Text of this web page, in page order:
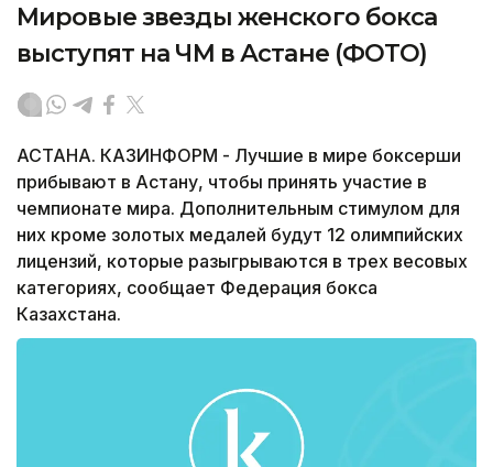
Мировые звезды женского бокса
выступят на ЧМ в Астане (ФОТО)
АСТАНА. КАЗИНФОРМ - Лучшие в мире боксерши
прибывают в Астану, чтобы принять участие в
чемпионате мира. Дополнительным стимулом для
них кроме золотых медалей будут 12 олимпийских
лицензий, которые разыгрываются в трех весовых
категориях, сообщает Федерация бокса
Казахстана.